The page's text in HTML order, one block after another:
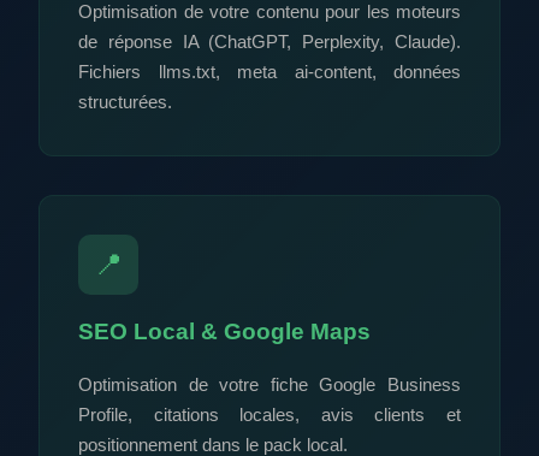
Optimisation de votre contenu pour les moteurs
de réponse IA (ChatGPT, Perplexity, Claude).
Fichiers llms.txt, meta ai-content, données
structurées.
📍
SEO Local & Google Maps
Optimisation de votre fiche Google Business
Profile, citations locales, avis clients et
positionnement dans le pack local.